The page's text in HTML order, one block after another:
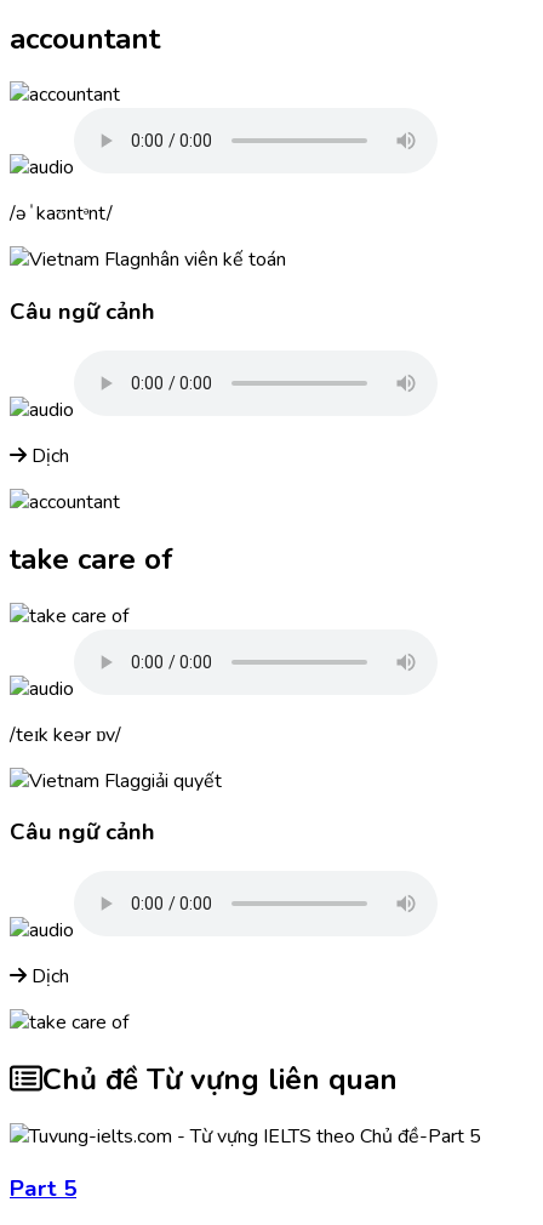
accountant
əˈkaʊntᵊnt
nhân viên kế toán
Câu ngữ cảnh
Dịch
take care of
teɪk keər ɒv
giải quyết
Câu ngữ cảnh
Dịch
Chủ đề Từ vựng liên quan
Part 5